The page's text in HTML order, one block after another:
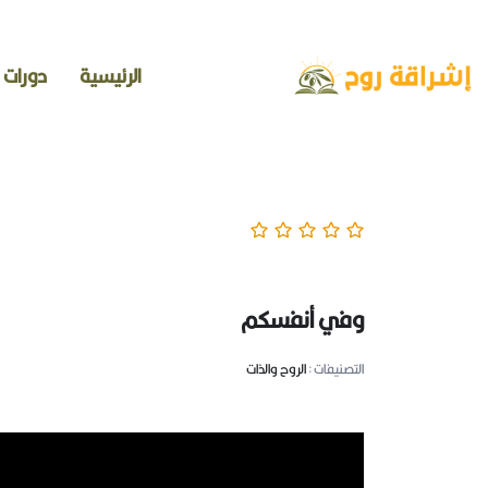
الرئيسية دورات
وفي أنفسكم
التصنيفات :الروح والذات